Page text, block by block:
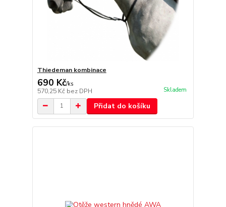
Thiedeman kombinace
690 Kč/ks
570,25 Kč bez DPH Skladem
Přidat do košíku